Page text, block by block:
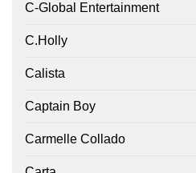
C-Global Entertainment
C.Holly
Calista
Captain Boy
Carmelle Collado